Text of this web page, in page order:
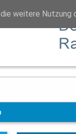
weitere